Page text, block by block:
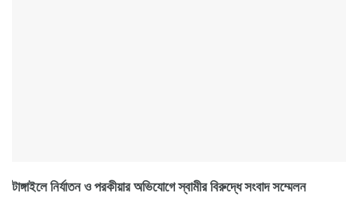
টাঙ্গাইলে নির্যাতন ও পরকীয়ার অভিযোগে স্বামীর বিরুদ্ধে সংবাদ সম্মেলন